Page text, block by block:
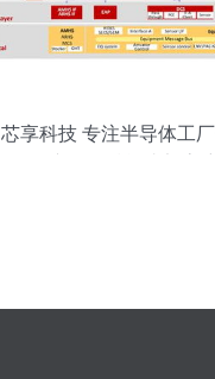
芯享科技 专注半导体工